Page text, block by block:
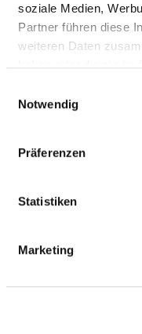
soziale Medien,
Partner führen diese
weiteren Daten
Notwendig
Präferenzen
Statistiken
Marketing
Tel.: 034903-49100
Mail:
https://